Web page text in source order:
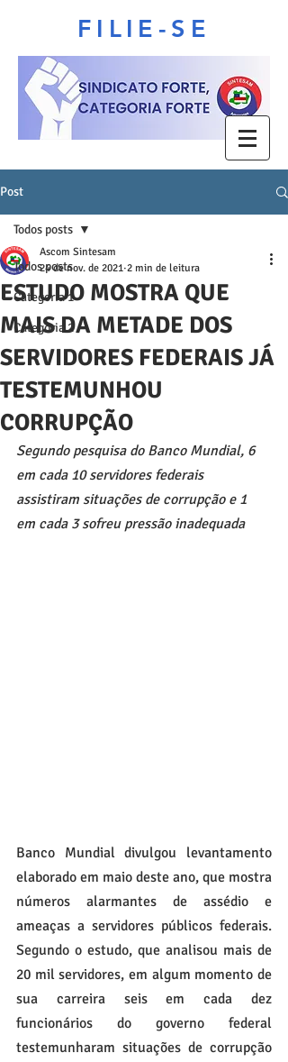
FILIE-SE
Post
Todos posts
Categoria 1
Categoria 2
Todos posts
ESTUDO MOSTRA QUE
MAIS DA METADE DOS
SERVIDORES FEDERAIS JÁ
TESTEMUNHOU
CORRUPÇÃO
Ascom Sintesam
24 de nov. de 2021 2 min de leitura
Segundo pesquisa do Banco Mundial, 6
em cada 10 servidores federais
assistiram situações de corrupção e 1
em cada 3 sofreu pressão inadequada
Banco Mundial divulgou levantamento
elaborado em maio deste ano, que mostra
números alarmantes de assédio e
ameaças a servidores públicos federais.
Segundo o estudo, que analisou mais de
20 mil servidores, em algum momento de
sua carreira seis em cada dez
funcionários do governo federal
testemunharam situações de corrupção